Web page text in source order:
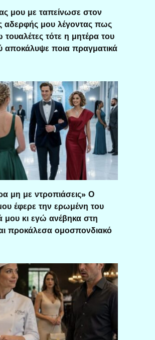
μου με ταπείνωσε στον
αδερφής μου λέγοντας πως
τουαλέτες τότε η μητέρα του
αποκάλυψε ποια πραγματικά
μη με ντροπιάσεις» Ο
έφερε την ερωμένη του
μου κι εγώ ανέβηκα στη
προκάλεσα ομοσπονδιακό